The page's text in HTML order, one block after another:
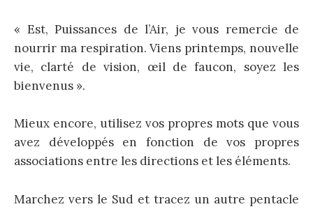
« Est, Puissances de l’Air, je vous remercie de
nourrir ma respiration. Viens printemps, nouvelle
vie, clarté de vision, œil de faucon, soyez les
bienvenus ».
Mieux encore, utilisez vos propres mots que vous
avez développés en fonction de vos propres
associations entre les directions et les éléments.
Marchez vers le Sud et tracez un autre pentacle